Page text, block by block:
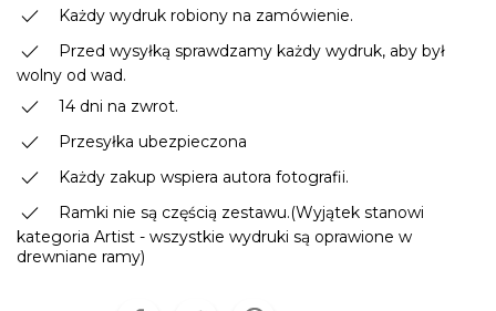
done Każdy wydruk robiony na zamówienie.
done
Przed wysyłką sprawdzamy każdy wydruk, aby był
wolny od wad.
done 14 dni na zwrot.
done Przesyłka ubezpieczona
done Każdy zakup wspiera autora fotografii.
done
Ramki nie są częścią zestawu.(Wyjątek stanowi
kategoria Artist - wszystkie wydruki są oprawione w
drewniane ramy)